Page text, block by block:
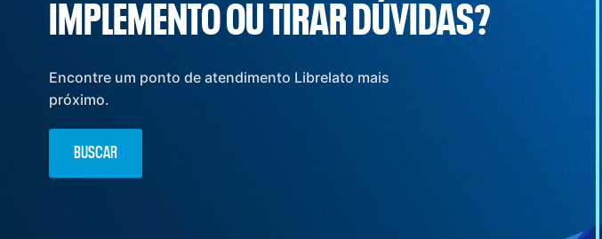
IMPLEMENTO OU TIRAR DÚVIDAS?
Encontre um ponto de atendimento Librelato mais
próximo.
BUSCAR